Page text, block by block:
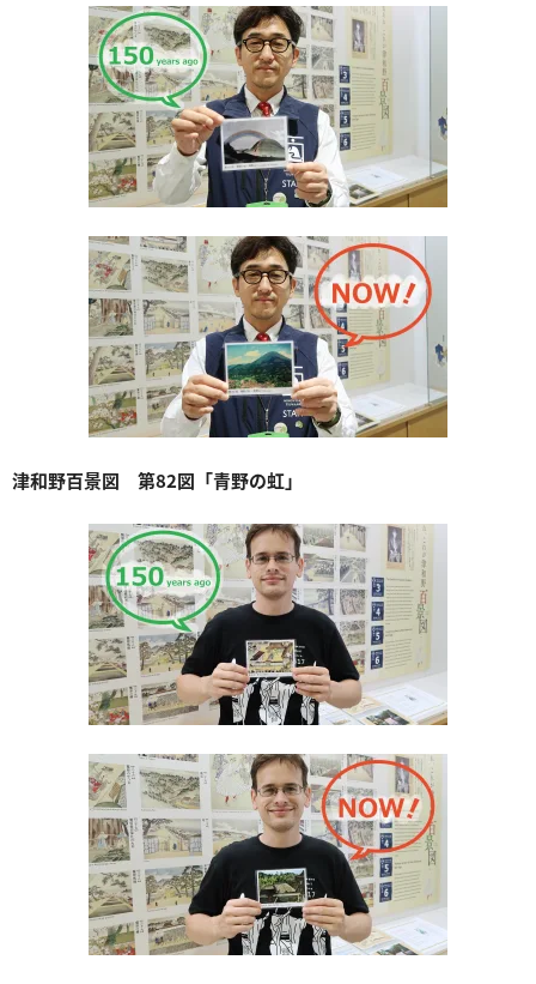
津和野百景図 第82図「青野の虹」